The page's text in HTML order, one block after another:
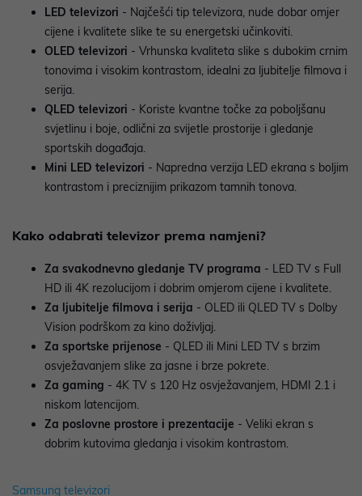
LED televizori - Najčešći tip televizora, nude dobar omjer
cijene i kvalitete slike te su energetski učinkoviti.
OLED televizori - Vrhunska kvaliteta slike s dubokim crnim
tonovima i visokim kontrastom, idealni za ljubitelje filmova i
serija.
QLED televizori - Koriste kvantne točke za poboljšanu
svjetlinu i boje, odlični za svijetle prostorije i gledanje
sportskih događaja.
Mini LED televizori - Napredna verzija LED ekrana s boljim
kontrastom i preciznijim prikazom tamnih tonova.
Kako odabrati televizor prema namjeni?
Za svakodnevno gledanje TV programa - LED TV s Full
HD ili 4K rezolucijom i dobrim omjerom cijene i kvalitete.
Za ljubitelje filmova i serija - OLED ili QLED TV s Dolby
Vision podrškom za kino doživljaj.
Za sportske prijenose - QLED ili Mini LED TV s brzim
osvježavanjem slike za jasne i brze pokrete.
Za gaming - 4K TV s 120 Hz osvježavanjem, HDMI 2.1 i
niskom latencijom.
Za poslovne prostore i prezentacije - Veliki ekran s
dobrim kutovima gledanja i visokim kontrastom.
Samsung televizori